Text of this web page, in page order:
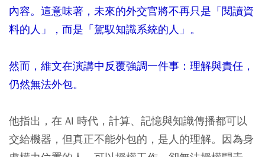
內容。這意味著，未來的外交官將不再只是「閱讀資
料的人」，而是「駕馭知識系統的人」。
然而，維文在演講中反覆強調一件事：理解與責任，
仍然無法外包。
他指出，在 AI 時代，計算、記憶與知識傳播都可以
交給機器，但真正不能外包的，是人的理解。因為身